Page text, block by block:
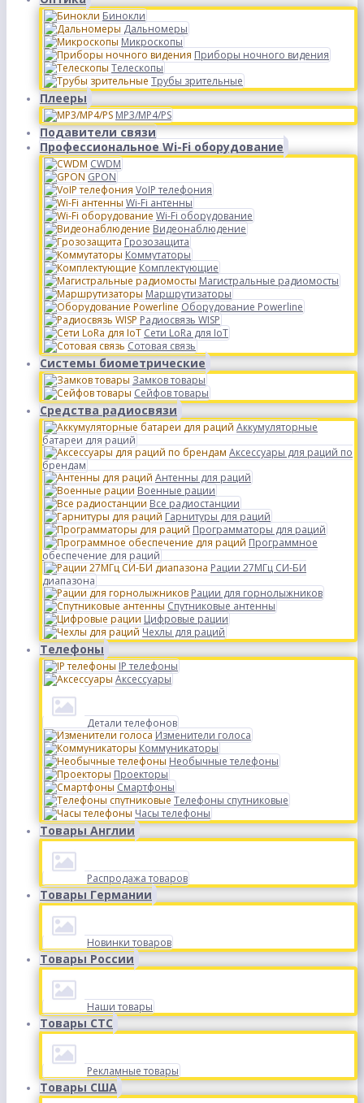
Бинокли
Дальномеры
Микроскопы
Приборы ночного видения
Телескопы
Трубы зрительные
Плееры
MP3/MP4/PS
Подавители связи
Профессиональное Wi-Fi оборудование
CWDM
GPON
VoIP телефония
Wi-Fi антенны
Wi-Fi оборудование
Видеонаблюдение
Грозозащита
Коммутаторы
Комплектующие
Магистральные радиомосты
Маршрутизаторы
Оборудование Powerline
Радиосвязь WISP
Сети LoRa для IoT
Сотовая связь
Системы биометрические
Замков товары
Сейфов товары
Средства радиосвязи
Аккумуляторные
батареи для раций
Аксессуары для раций по
брендам
Антенны для раций
Военные рации
Все радиостанции
Гарнитуры для раций
Программаторы для раций
Программное
обеспечение для раций
Рации 27МГц СИ-БИ
диапазона
Рации для горнолыжников
Спутниковые антенны
Цифровые рации
Чехлы для раций
Телефоны
IP телефоны
Аксессуары
Детали телефонов
Изменители голоса
Коммуникаторы
Необычные телефоны
Проекторы
Смартфоны
Телефоны спутниковые
Часы телефоны
Товары Англии
Распродажа товаров
Товары Германии
Новинки товаров
Товары России
Наши товары
Товары СТС
Рекламные товары
Товары США